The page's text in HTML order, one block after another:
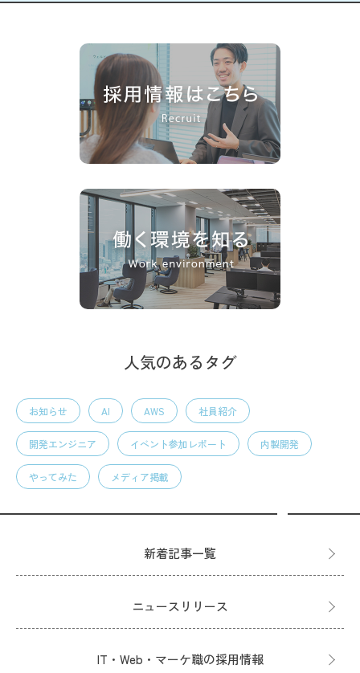
人気のあるタグ
お知らせ AI AWS 社員紹介
開発エンジニア イベント参加レポート 内製開発
やってみた メディア掲載
新着記事一覧
ニュースリリース
IT・Web・マーケ職の採用情報